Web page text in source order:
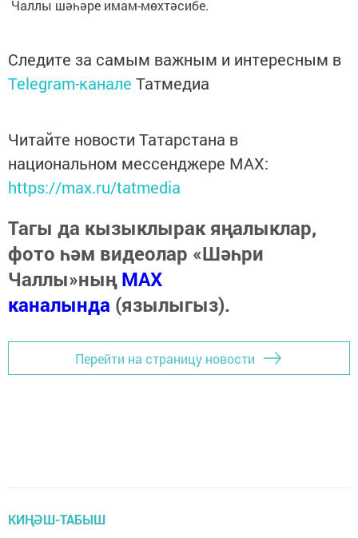
Чаллы шәһәре имам-мөхтәсибе.
Следите за самым важным и интересным в
Telegram-канале Татмедиа
Читайте новости Татарстана в
национальном мессенджере MАХ:
https://max.ru/tatmedia
Тагы да кызыклырак яңалыклар,
фото һәм видеолар «Шәһри
Чаллы»ныңMAX
каналында (язылыгыз).
Перейти на страницу новости
КИҢӘШ-ТАБЫШ